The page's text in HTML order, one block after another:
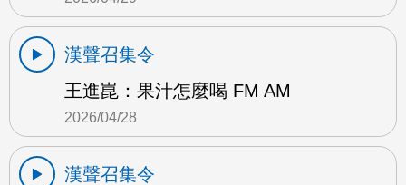
漢聲召集令
王進崑：果汁怎麼喝 FM AM
2026/04/28
漢聲召集令